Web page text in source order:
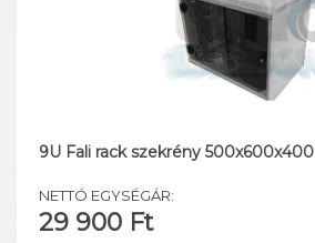
9U Fali rack szekrény 500x600x400
NETTÓ EGYSÉGÁR:
29 900 Ft